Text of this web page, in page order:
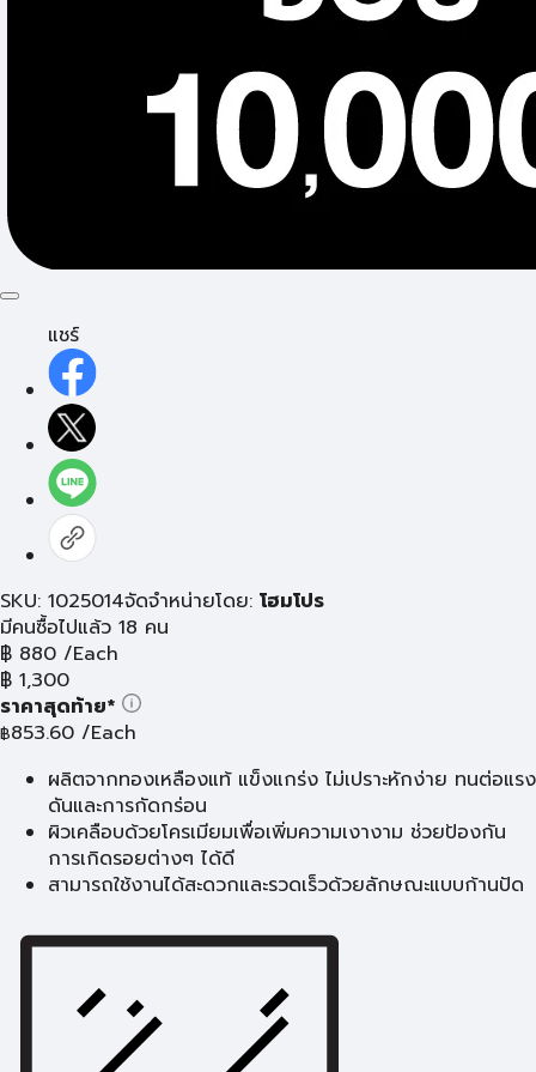
แชร์
SKU: 1025014จัดจำหน่ายโดย: โฮมโปร
มีคนซื้อไปแล้ว 18 คน
฿ 880 /Each
฿ 1,300
ราคาสุดท้าย*
฿853.60 /Each
ผลิตจากทองเหลืองแท้ แข็งแกร่ง ไม่เปราะหักง่าย ทนต่อแรง
ดันและการกัดกร่อน
ผิวเคลือบด้วยโครเมียมเพื่อเพิ่มความเงางาม ช่วยป้องกัน
การเกิดรอยต่างๆ ได้ดี
สามารถใช้งานได้สะดวกและรวดเร็วด้วยลักษณะแบบก้านปัด